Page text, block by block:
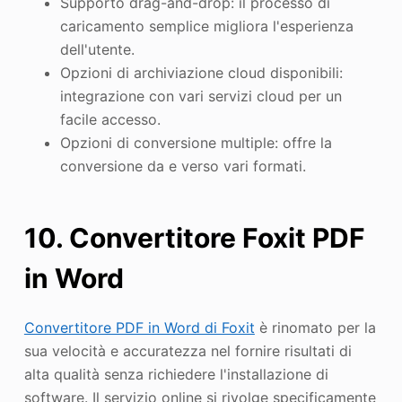
caricamento semplice migliora l'esperienza
dell'utente.
Opzioni di archiviazione cloud disponibili:
integrazione con vari servizi cloud per un
facile accesso.
Opzioni di conversione multiple: offre la
conversione da e verso vari formati.
10. Convertitore Foxit PDF
in Word
Convertitore PDF in Word di Foxit è rinomato per la
sua velocità e accuratezza nel fornire risultati di
alta qualità senza richiedere l'installazione di
software. Il servizio online si rivolge specificamente